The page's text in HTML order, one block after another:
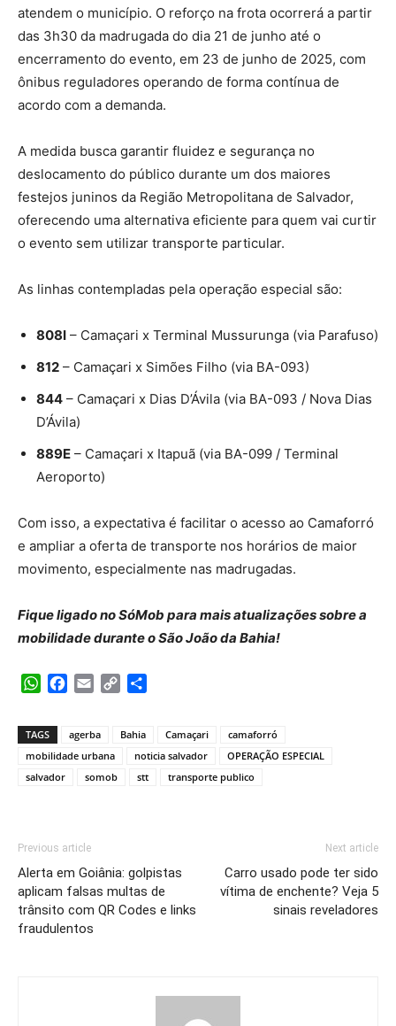
atendem o município. O reforço na frota ocorrerá a partir
das 3h30 da madrugada do dia 21 de junho até o
encerramento do evento, em 23 de junho de 2025, com
ônibus reguladores operando de forma contínua de
acordo com a demanda.
A medida busca garantir fluidez e segurança no
deslocamento do público durante um dos maiores
festejos juninos da Região Metropolitana de Salvador,
oferecendo uma alternativa eficiente para quem vai curtir
o evento sem utilizar transporte particular.
As linhas contempladas pela operação especial são:
808I – Camaçari x Terminal Mussurunga (via Parafuso)
812 – Camaçari x Simões Filho (via BA-093)
844 – Camaçari x Dias D’Ávila (via BA-093 / Nova Dias
D’Ávila)
889E – Camaçari x Itapuã (via BA-099 / Terminal
Aeroporto)
Com isso, a expectativa é facilitar o acesso ao Camaforró
e ampliar a oferta de transporte nos horários de maior
movimento, especialmente nas madrugadas.
Fique ligado no SóMob para mais atualizações sobre a
mobilidade durante o São João da Bahia!
WhatsApp
Facebook
Email Copy
TAGS agerba Bahia Camaçari
camaforró
mobilidade urbana
noticia salvador
OPERAÇÃO ESPECIAL
salvador
somob stt transporte publico
Previous article
Alerta em Goiânia: golpistas
aplicam falsas multas de
trânsito com QR Codes e links
fraudulentos
Next article
Carro usado pode ter sido
vítima de enchente? Veja 5
sinais reveladores